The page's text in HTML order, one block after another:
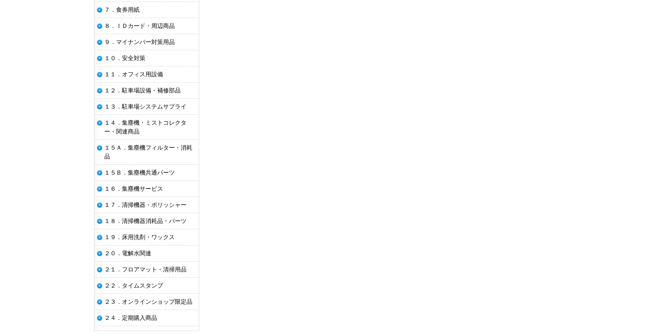
７．食券用紙
８．ＩＤカード・周辺商品
９．マイナンバー対策用品
１０．安全対策
１１．オフィス用設備
１２．駐車場設備・補修部品
１３．駐車場システムサプライ
１４．集塵機・ミストコレクタ
ー・関連商品
１５Ａ．集塵機フィルター・消耗
品
１５Ｂ．集塵機共通パーツ
１６．集塵機サービス
１７．清掃機器・ポリッシャー
１８．清掃機器消耗品・パーツ
１９．床用洗剤・ワックス
２０．電解水関連
２１．フロアマット・清掃用品
２２．タイムスタンプ
２３．オンラインショップ限定品
２４．定期購入商品